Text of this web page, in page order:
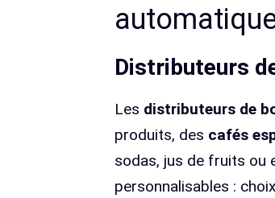
Distributeurs
Les distributeurs de
produits, des cafés
sodas, jus de fruits ou
personnalisables :